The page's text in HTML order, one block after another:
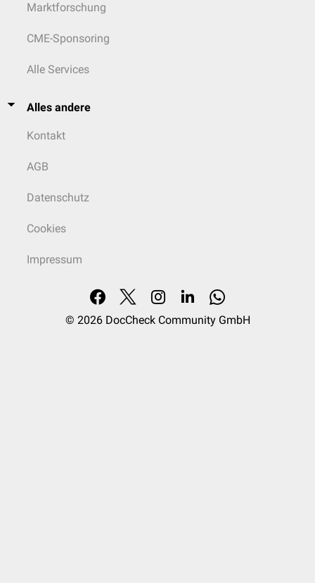
Marktforschung
CME-Sponsoring
Alle Services
Alles andere
Kontakt
AGB
Datenschutz
Cookies
Impressum
© 2026 DocCheck Community GmbH